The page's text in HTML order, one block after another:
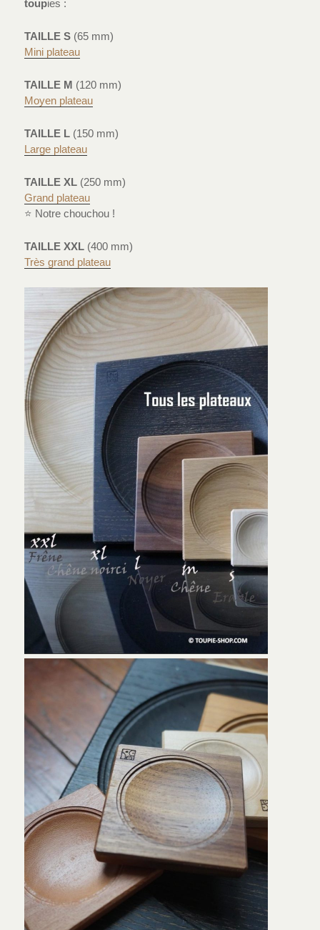
toupies :
TAILLE S (65 mm)
Mini plateau
TAILLE M (120 mm)
Moyen plateau
TAILLE L (150 mm)
Large plateau
TAILLE XL (250 mm)
Grand plateau
⭐ Notre chouchou !
TAILLE XXL (400 mm)
Très grand plateau